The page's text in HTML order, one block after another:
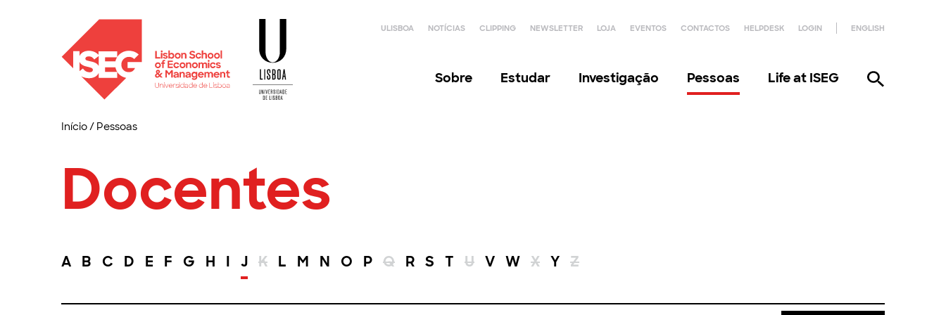
ULISBOA NOTÍCIAS CLIPPING NEWSLETTER LOJA EVENTOS CONTACTOS HELPDESK LOGIN ENGLISH
Sobre Estudar Investigação Pessoas Life at ISEG
Início/ Pessoas
Docentes
A B C D E F G H I J K L M N O P Q R S T U V W X Y Z